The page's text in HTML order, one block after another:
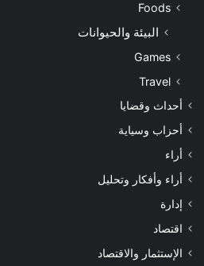
Foods
البيئة والحيوانات
Games
Travel
أحداث وقضايا
أحزاب وسياية
أراء
أراء وأفكار وتحليل
إدارة
اقتصاد
الإستثمار والاقتصاد